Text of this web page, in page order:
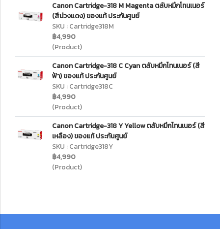
Canon Cartridge-318 M Magenta ตลับหมึกโทนเนอร์
(สีม่วงแดง) ของแท้ ประกันศูนย์
SKU : Cartridge318M
฿4,990
(Product)
Canon Cartridge-318 C Cyan ตลับหมึกโทนเนอร์ (สี
ฟ้า) ของแท้ ประกันศูนย์
SKU : Cartridge318C
฿4,990
(Product)
Canon Cartridge-318 Y Yellow ตลับหมึกโทนเนอร์ (สี
เหลือง) ของแท้ ประกันศูนย์
SKU : Cartridge318Y
฿4,990
(Product)